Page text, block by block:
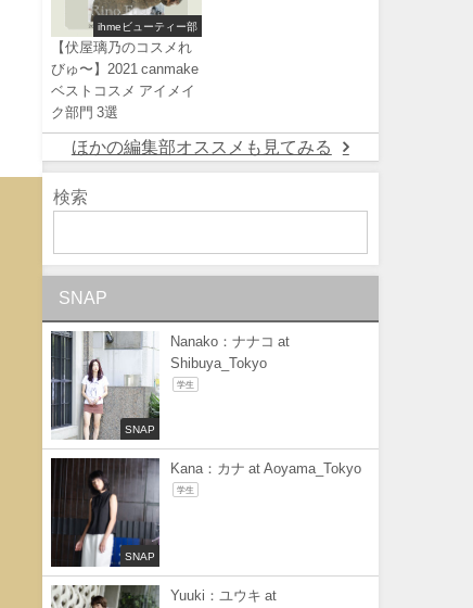
ihmeビューティー部
【伏屋璃乃のコスメれ
びゅ〜】2021 canmake
ベストコスメ アイメイ
ク部門 3選
ほかの編集部オススメも見てみる
検索
SNAP
SNAP
Nanako：ナナコ at
Shibuya_Tokyo
学生
SNAP
Kana：カナ at Aoyama_Tokyo
学生
Yuuki：ユウキ at